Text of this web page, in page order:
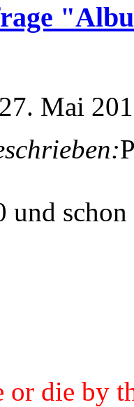
Mai
und
or die by